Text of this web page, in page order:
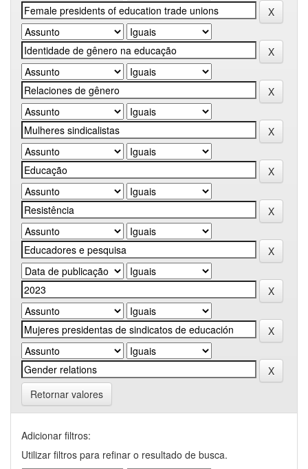
Retornar valores
Adicionar filtros:
Utilizar filtros para refinar o resultado de busca.